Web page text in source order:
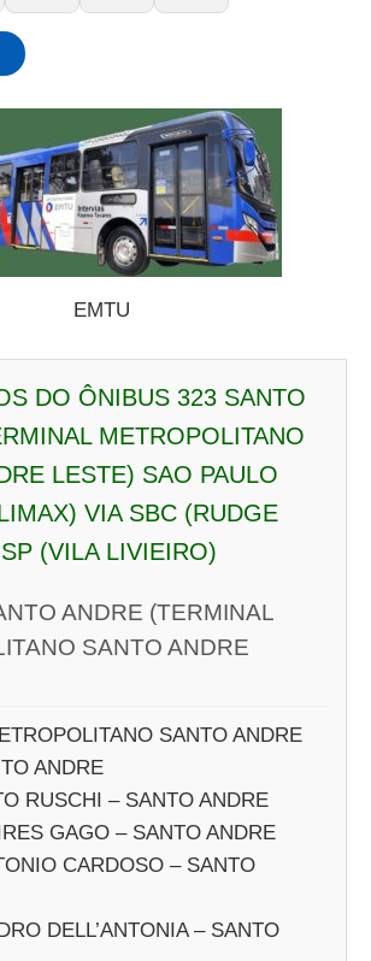
EMTU
DO ÔNIBUS 323 SANTO
METROPOLITANO
LESTE) SAO PAULO
VIA SBC (RUDGE
(VILA LIVIEIRO)
ANDRE (TERMINAL
SANTO ANDRE
SANTO ANDRE
ANDRE
RUSCHI – SANTO ANDRE
GAGO – SANTO ANDRE
CARDOSO – SANTO
DELL’ANTONIA – SANTO